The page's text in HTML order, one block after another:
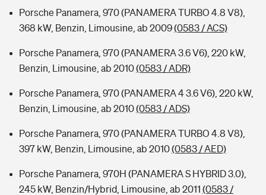
Tools
Kinderunfall-Check: Mehr Sicherheit für deine Kids
Sie haben Fragen?
Porsche Panamera, 970 (PANAMERA TURBO 4.8 V8),
368 kW, Benzin, Limousine, ab 2009(0583 / ACS)
Porsche Panamera, 970 (PANAMERA 3.6 V6), 220 kW,
Benzin, Limousine, ab 2010(0583 / ADR)
Porsche Panamera, 970 (PANAMERA 4 3.6 V6), 220 kW,
Benzin, Limousine, ab 2010(0583 / ADS)
Porsche Panamera, 970 (PANAMERA TURBO 4.8 V8),
397 kW, Benzin, Limousine, ab 2010(0583 / AED)
Porsche Panamera, 970H (PANAMERA S HYBRID 3.0),
245 kW, Benzin/Hybrid, Limousine, ab 2011 (0583 /